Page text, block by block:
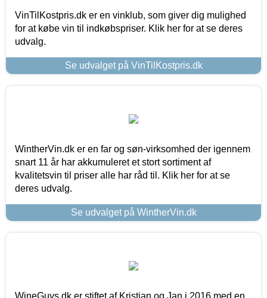
VinTilKostpris.dk er en vinklub, som giver dig mulighed
for at købe vin til indkøbspriser. Klik her for at se deres
udvalg.
Se udvalget på VinTilKostpris.dk
WintherVin.dk er en far og søn-virksomhed der igennem
snart 11 år har akkumuleret et stort sortiment af
kvalitetsvin til priser alle har råd til. Klik her for at se
deres udvalg.
Se udvalget på WintherVin.dk
WineGuys.dk er stiftet af Kristian og Jan i 2016 med en